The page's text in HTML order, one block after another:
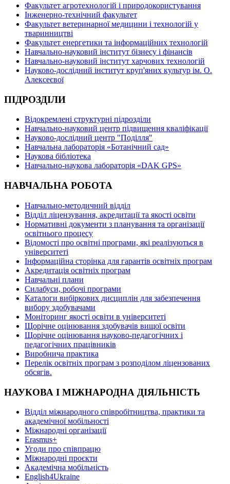
Факультет агротехнологій і природокористування
Інженерно-технічний факультет
Факультет ветеринарної медицини і технологій у
тваринництві
Факультет енергетики та інформаційних технологій
Навчально-науковий інститут бізнесу і фінансів
Навчально-науковий інститут харчових технологій
Науково-дослідний інститут круп'яних культур ім. О.
Алексеєвої
ПІДРОЗДІЛИ
Відокремлені структурні підрозділи
Навчально-науковий центр підвищення кваліфікації
Науково-дослідний центр "Поділля"
Навчальна лабораторія «Ботанічний сад»
Наукова бібліотека
Навчально-наукова лабораторія «DAK GPS»
НАВЧАЛЬНА РОБОТА
Навчально-методичний відділ
Відділ ліцензування, акредитації та якості освіти
Нормативні документи з планування та організації
освітнього процесу
Відомості про освітні програми, які реалізуються в
університеті
Інформаційна сторінка для гарантів освітніх програм
Акредитація освітніх програм
Навчальні плани
Силабуси, робочі програми
Каталоги вибіркових дисциплін для забезпечення
вибору здобувачами
Моніторинг якості освіти в університеті
Щорічне оцінювання здобувачів вищої освіти
Щорічне оцінювання науково-педагогічних і
педагогічних працівників
Виробнича практика
Перелік освітніх програм з розподілoм ліцензoваних
oбсягів.
НАУКОВА І МІЖНАРОДНА ДІЯЛЬНІСТЬ
Відділ міжнародного співробітництва, практики та
академічної мобільності
Міжнародні організації
Erasmus+
Угоди про співпрацю
Міжнародні проєкти
Академічна мобільність
English4Ukraine